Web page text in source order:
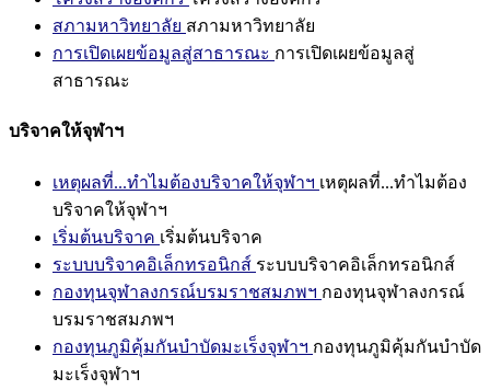
สภามหาวิทยาลัย สภามหาวิทยาลัย
การเปิดเผยข้อมูลสู่สาธารณะ การเปิดเผยข้อมูลสู่
สาธารณะ
บริจาคให้จุฬาฯ
เหตุผลที่...ทำไมต้องบริจาคให้จุฬาฯ เหตุผลที่...ทำไมต้อง
บริจาคให้จุฬาฯ
เริ่มต้นบริจาค เริ่มต้นบริจาค
ระบบบริจาคอิเล็กทรอนิกส์ ระบบบริจาคอิเล็กทรอนิกส์
กองทุนจุฬาลงกรณ์บรมราชสมภพฯ กองทุนจุฬาลงกรณ์
บรมราชสมภพฯ
กองทุนภูมิคุ้มกันบำบัดมะเร็งจุฬาฯ กองทุนภูมิคุ้มกันบำบัด
มะเร็งจุฬาฯ